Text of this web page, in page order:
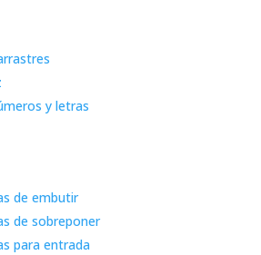
y letras
de embutir
de sobreponer
para entrada